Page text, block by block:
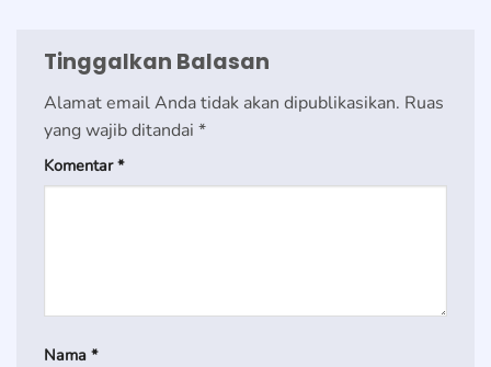
Tinggalkan Balasan
Alamat email Anda tidak akan dipublikasikan. Ruas
yang wajib ditandai *
Komentar*
Nama *